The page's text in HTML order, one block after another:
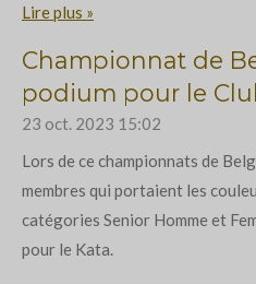
Lire plus »
Championnat de
podium pour le
23 oct. 2023 15:02
Lors de ce championnats de
membres qui portaient les
catégories Senior Homme et
pour le Kata.